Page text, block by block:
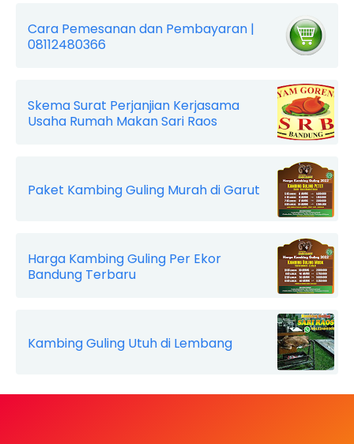
Cara Pemesanan dan Pembayaran |
08112480366
Skema Surat Perjanjian Kerjasama
Usaha Rumah Makan Sari Raos
Paket Kambing Guling Murah di Garut
Harga Kambing Guling Per Ekor
Bandung Terbaru
Kambing Guling Utuh di Lembang